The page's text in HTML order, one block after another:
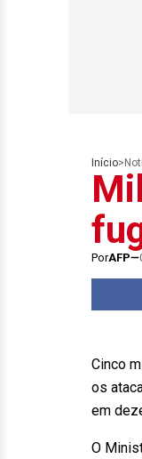
Início>
PorAFP
Cinco
os
em
O